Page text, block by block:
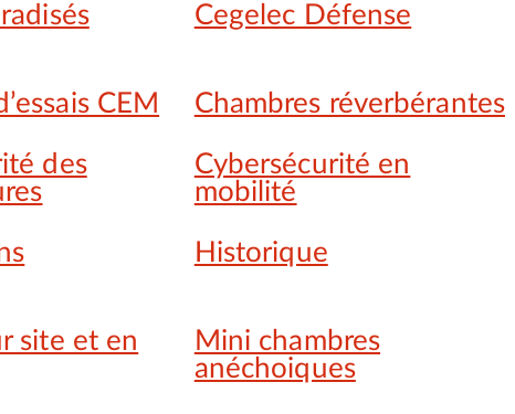
Cegelec Défense
CEM Chambres réverbérantes
des
Cybersécurité en
mobilité
Historique
site et en
Mini chambres
anéchoiques